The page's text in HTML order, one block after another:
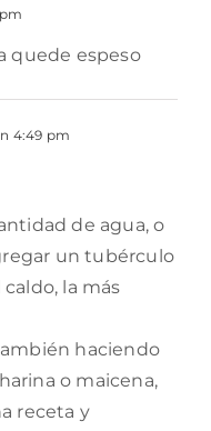
quede espeso
4:49 pm
de agua, o
un tubérculo
la más
haciendo
o maicena,
receta y